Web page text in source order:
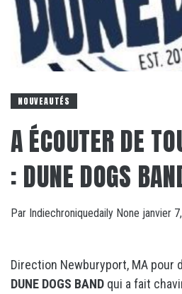
NOUVEAUTÉS
A ÉCOUTER DE
: DUNE DOGS
Par Indiechroniquedaily None janvier
Direction Newburyport, MA pour
DUNE DOGS BAND qui a fait